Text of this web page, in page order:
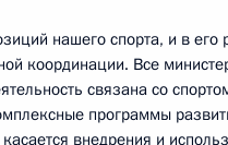
России
ресурс
России
MAX
ВКонтакте
Rutube
Telegram-
нашего спорта, и в его
координации. Все
связана со
программы
внедрения и